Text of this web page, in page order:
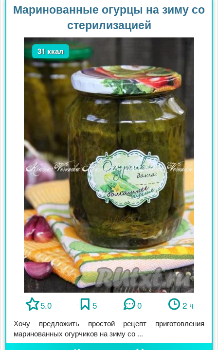
Маринованные огурцы на зиму со
стерилизацией
31 ккал
5.0 5 0 2 ч
Хочу предложить простой рецепт приготовления
маринованных огурчиков на зиму со ...